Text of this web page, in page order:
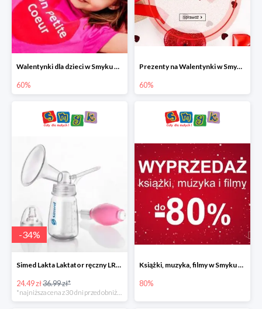
Walentynki dla dzieci w Smyku do -60%
60%
Prezenty na Walentynki w Smyku do -60%
60%
-34%
Simed Lakta Laktator ręczny LR-8 -34%
24.49 zł36.99 zł*
*najniższa cena z 30 dni przed obniżką
Książki, muzyka, filmy w Smyku do -80%
80%